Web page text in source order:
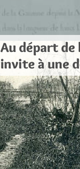
Au départ de
invite à une